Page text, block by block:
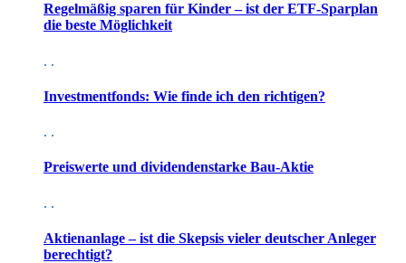
Regelmäßig sparen für Kinder – ist der ETF-Sparplan
die beste Möglichkeit
. .
Investmentfonds: Wie finde ich den richtigen?
. .
Preiswerte und dividendenstarke Bau-Aktie
. .
Aktienanlage – ist die Skepsis vieler deutscher Anleger
berechtigt?